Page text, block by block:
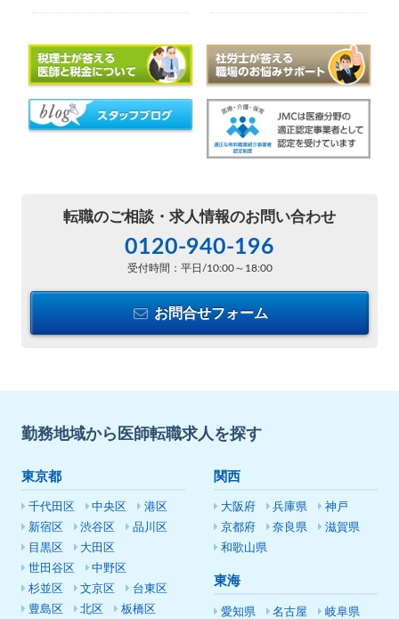
転職のご相談・ 求人情報のお問い合わせ
0120-940-196
受付時間：平日/10:00～18:00
お問合せフォーム
勤務地域から医師転職求人を探す
東京都
千代田区 中央区
港区
新宿区
渋谷区
品川区
目黒区
大田区
世田谷区
中野区
杉並区
文京区
台東区
豊島区
北区
板橋区
関西
大阪府 兵庫県
神戸
京都府
奈良県
滋賀県
和歌山県
東海
愛知県 名古屋
岐阜県